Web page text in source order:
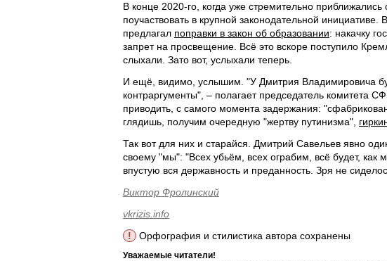
В конце 2020-го, когда уже стремительно
поучаствовать в крупной законодательной инициативе.
предлагал поправки в закон об образовании: накачку
запрет на просвещение. Всё это вскоре поступило
слыхали. Зато вот, услыхали теперь.
И ещё, видимо, услышим. "У Дмитрия Владимировича
контраргументы", – полагает председатель комитета
приводить, с самого момента задержания:
глядишь, получим очередную "жертву путинизма",
Так вот для них и старайся. Дмитрий Савельев явно
своему "мы": "Всех убьём, всех ограбим, всё будет,
впустую вся державность и преданность. Зря не
Виктор Фролинский
vkrizis.info
!
Орфография и стилистика автора сохранены
Уважаемые читатели!